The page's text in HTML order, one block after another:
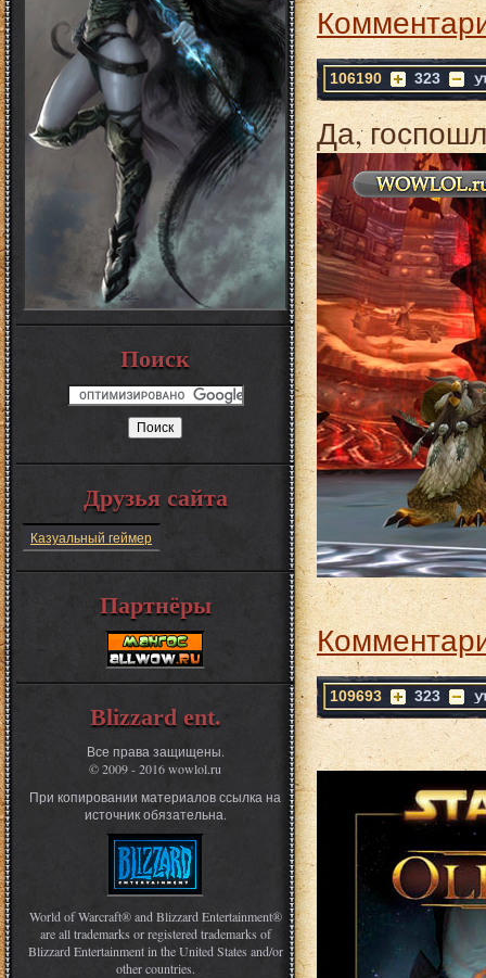
106190 323
Да,
109693 323
Поиск
Друзья сайта
Казуальный геймер
Партнёры
Blizzard ent.
Все права защищены.
© 2009 - 2016 wowlol.ru
При копировании материалов ссылка на
источник обязательна.
World of Warcraft® and Blizzard Entertainment®
are all trademarks or registered trademarks of
Blizzard Entertainment in the United States and/or
other countries.